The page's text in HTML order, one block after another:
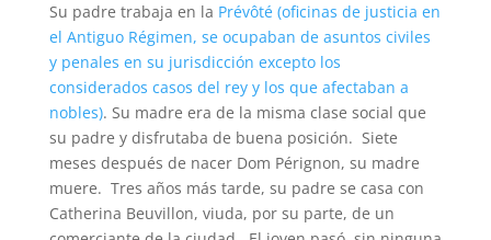
Su padre trabaja en la Prévôté (oficinas de justicia en
el Antiguo Régimen, se ocupaban de asuntos civiles
y penales en su jurisdicción excepto los
considerados casos del rey y los que afectaban a
nobles). Su madre era de la misma clase social que
su padre y disfrutaba de buena posición. Siete
meses después de nacer Dom Pérignon, su madre
muere. Tres años más tarde, su padre se casa con
Catherina Beuvillon, viuda, por su parte, de un